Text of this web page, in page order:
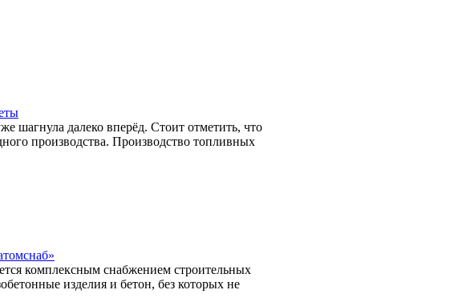
шагнула далеко вперёд. Стоит отметить, что
производства. Производство топливных
комплексным снабжением строительных
изделия и бетон, без которых не